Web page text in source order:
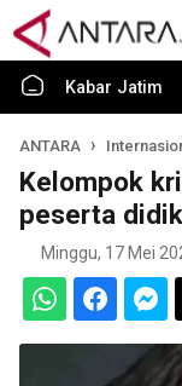
Kabar Jatim
ANTARA
Kelompok
peserta
Minggu, 17 Mei